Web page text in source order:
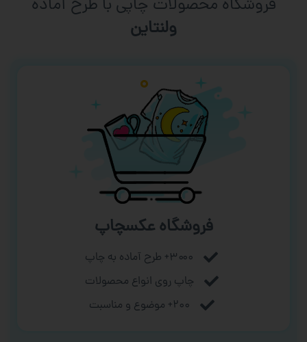
فروشگاه محصولات چاپی با طرح آماده
ورزشی
فروشگاه عکسچاپ
۳۰۰۰+ طرح آماده به چاپ
چاپ روی انواع محصولات
۲۰۰+ موضوع و مناسبت